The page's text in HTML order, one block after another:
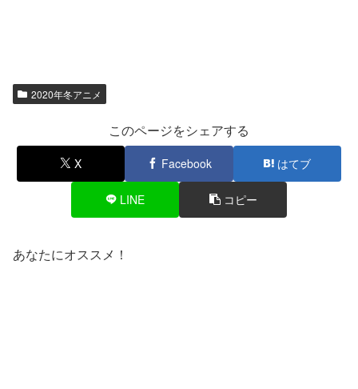
2020年冬アニメ
このページをシェアする
X Facebook はてブ
LINE コピー
あなたにオススメ！